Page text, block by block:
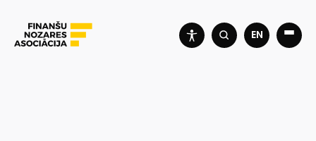
EN